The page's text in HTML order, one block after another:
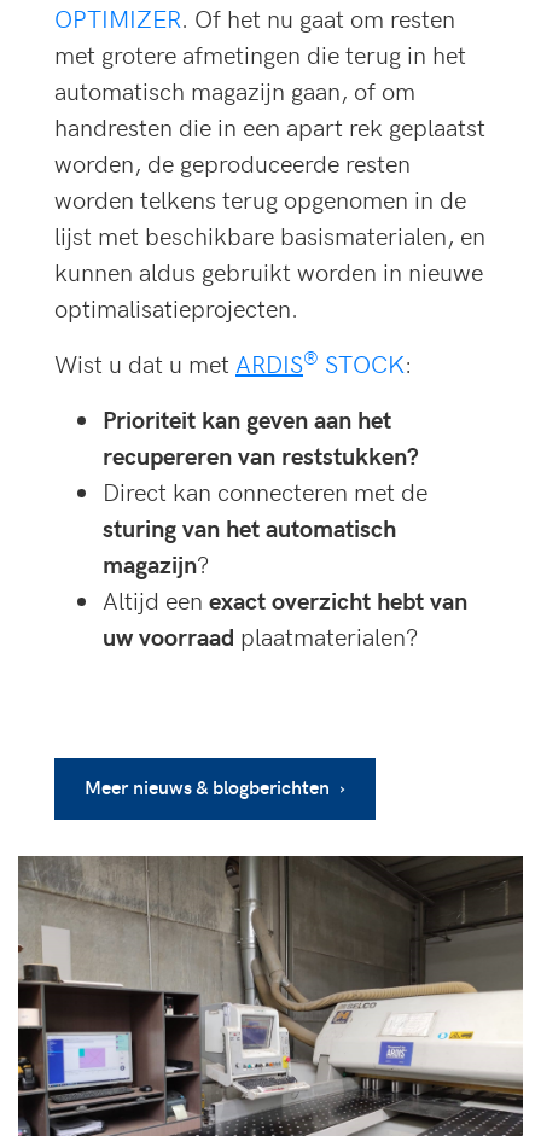
OPTIMIZER. Of het nu gaat om resten
met grotere afmetingen die terug in het
automatisch magazijn gaan, of om
handresten die in een apart rek geplaatst
worden, de geproduceerde resten
worden telkens terug opgenomen in de
lijst met beschikbare basismaterialen, en
kunnen aldus gebruikt worden in nieuwe
optimalisatieprojecten.
Wist u dat u met ARDIS® STOCK:
Prioriteit kan geven aan het
recupereren van reststukken?
Direct kan connecteren met de
sturing van het automatisch
magazijn?
Altijd een exact overzicht hebt van
uw voorraad plaatmaterialen?
Meer nieuws & blogberichten ›